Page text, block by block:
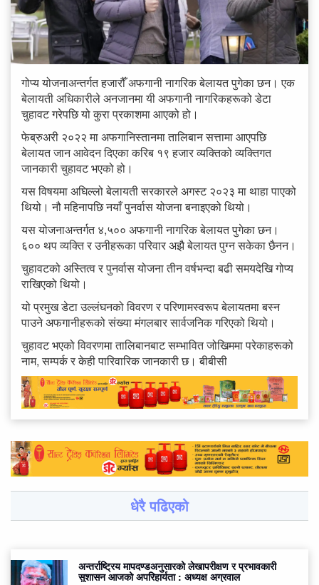
गोप्य योजनाअन्तर्गत हजारौँ अफगानी नागरिक बेलायत पुगेका छन। एक
बेलायती अधिकारीले अनजानमा यी अफगानी नागरिकहरूको डेटा
चुहावट गरेपछि यो कुरा प्रकाशमा आएको हो।
फेब्रुअरी २०२२ मा अफगानिस्तानमा तालिबान सत्तामा आएपछि
बेलायत जान आवेदन दिएका करिब १९ हजार व्यक्तिको व्यक्तिगत
जानकारी चुहावट भएको हो।
यस विषयमा अघिल्लो बेलायती सरकारले अगस्ट २०२३ मा थाहा पाएको
थियो। नौ महिनापछि नयाँ पुनर्वास योजना बनाइएको थियो।
यस योजनाअन्तर्गत ४,५०० अफगानी नागरिक बेलायत पुगेका छन।
६०० थप व्यक्ति र उनीहरूका परिवार अझै बेलायत पुग्न सकेका छैनन।
चुहावटको अस्तित्व र पुनर्वास योजना तीन वर्षभन्दा बढी समयदेखि गोप्य
राखिएको थियो।
यो प्रमुख डेटा उल्लंघनको विवरण र परिणामस्वरूप बेलायतमा बस्न
पाउने अफगानीहरूको संख्या मंगलबार सार्वजनिक गरिएको थियो।
चुहावट भएको विवरणमा तालिबानबाट सम्भावित जोखिममा परेकाहरूको
नाम, सम्पर्क र केही पारिवारिक जानकारी छ। बीबीसी
धेरै पढिएको
अन्तर्राष्ट्रिय मापदण्डअनुसारको लेखापरीक्षण र प्रभावकारी
सुशासन आजको अपरिहार्यता : अध्यक्ष अग्रवाल